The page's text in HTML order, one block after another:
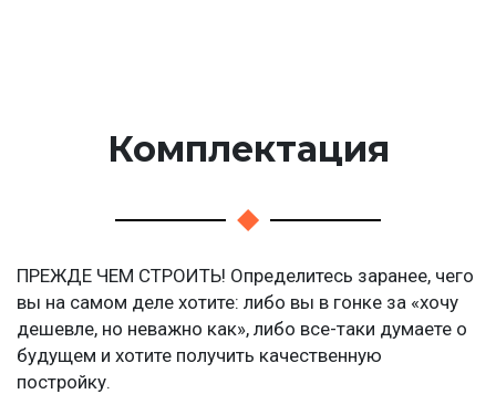
Комплектация
ПРЕЖДЕ ЧЕМ СТРОИТЬ! Определитесь заранее, чего
вы на самом деле хотите: либо вы в гонке за «хочу
дешевле, но неважно как», либо все-таки думаете о
будущем и хотите получить качественную
постройку.